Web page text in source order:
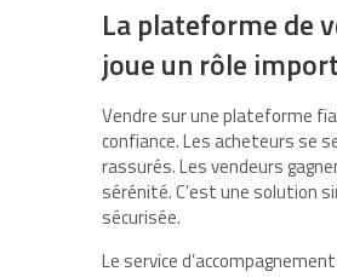
La plateforme de
joue un rôle
Vendre sur une plateforme
confiance. Les acheteurs se
rassurés. Les vendeurs
sérénité. C’est une solution
sécurisée.
Le service